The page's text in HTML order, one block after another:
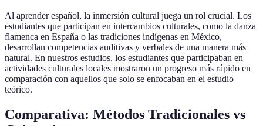
Al aprender español, la inmersión cultural juega un rol crucial. Los
estudiantes que participan en intercambios culturales, como la danza
flamenca en España o las tradiciones indígenas en México,
desarrollan competencias auditivas y verbales de una manera más
natural. En nuestros estudios, los estudiantes que participaban en
actividades culturales locales mostraron un progreso más rápido en
comparación con aquellos que solo se enfocaban en el estudio
teórico.
Comparativa: Métodos Tradicionales vs